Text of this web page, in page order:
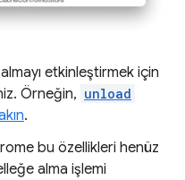
etkinleştirmek için
Örneğin, unload
.
bu özellikleri henüz
alma işlemi